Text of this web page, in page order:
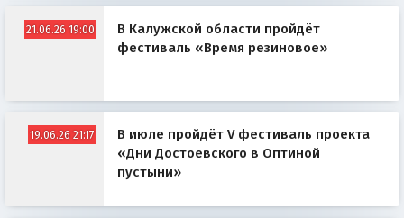
21.06.26 19:00
В Калужской области пройдёт
фестиваль «Время резиновое»
19.06.26 21:17
В июле пройдёт V фестиваль проекта
«Дни Достоевского в Оптиной
пустыни»